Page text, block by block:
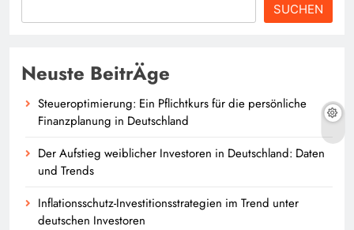
SUCHEN
Neuste BeitrÄge
Steueroptimierung: Ein Pflichtkurs für die persönliche
Finanzplanung in Deutschland
Der Aufstieg weiblicher Investoren in Deutschland: Daten
und Trends
Inflationsschutz-Investitionsstrategien im Trend unter
deutschen Investoren